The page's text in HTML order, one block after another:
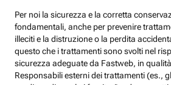
Per noi la sicurezza e la corretta
fondamentali, anche per prevenire
illeciti e la distruzione o la perdita
questo che i trattamenti sono svolti nel
sicurezza adeguate da Fastweb, in
Responsabili esterni dei trattamenti (es.,